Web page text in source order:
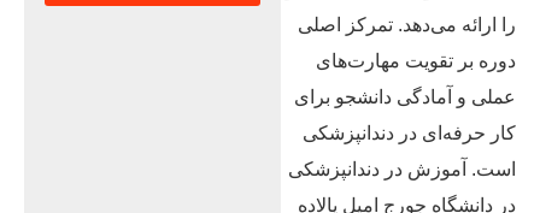
را ارائه می‌دهد. تمرکز اصلی
دوره بر تقویت مهارت‌های
عملی و آمادگی دانشجو برای
کار حرفه‌ای در دندانپزشکی
است. آموزش در دندانپزشکی
در دانشگاه جورج امیل پالاده